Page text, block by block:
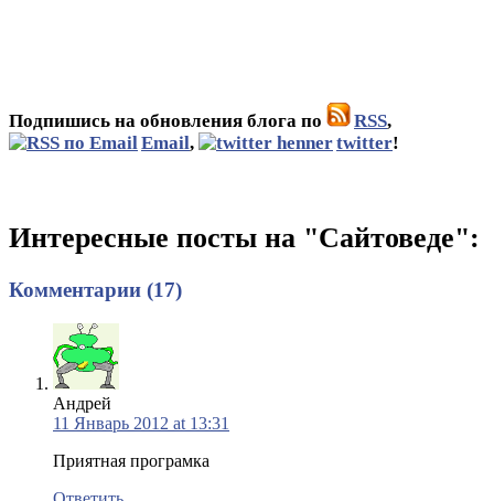
Подпишись на обновления блога по RSS,
Email, twitter!
Интересные посты на "Сайтоведе":
Комментарии (17)
Андрей
11 Январь 2012 at 13:31
Приятная програмка